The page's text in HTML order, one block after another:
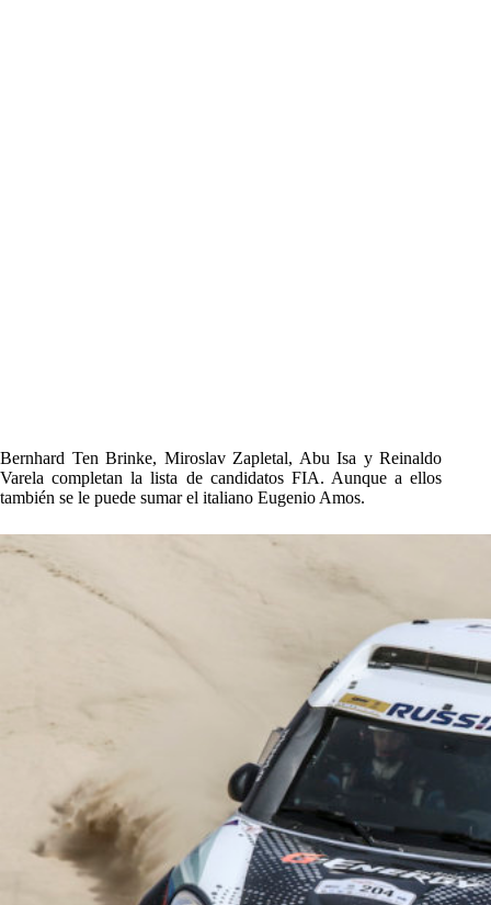
Bernhard Ten Brinke, Miroslav Zapletal, Abu Isa y Reinaldo
Varela completan la lista de candidatos FIA. Aunque a ellos
también se le puede sumar el italiano Eugenio Amos.